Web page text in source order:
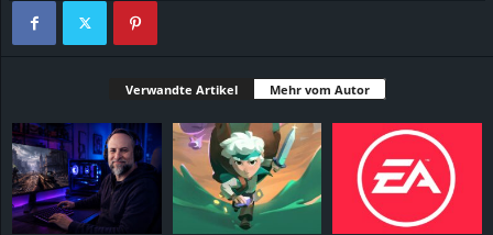
Verwandte Artikel Mehr vom Autor